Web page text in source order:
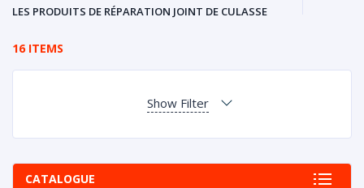
LES PRODUITS DE RÉPARATION JOINT DE CULASSE
16 ITEMS
Show Filter
CATALOGUE